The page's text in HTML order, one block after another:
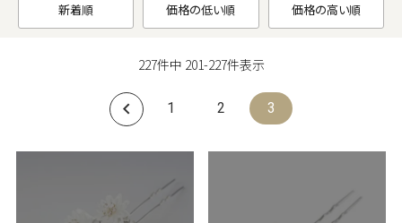
新着順 価格の低い順 価格の高い順
227件中 201-227件表示
1 2 3